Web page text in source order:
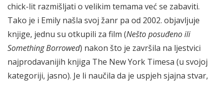
chick-lit razmišljati o velikim temama već se zabaviti.
Tako je i Emily našla svoj žanr pa od 2002. objavljuje
knjige, jednu su otkupili za film (Nešto posuđeno ili
Something Borrowed) nakon što je završila na ljestvici
najprodavanijih knjiga The New York Timesa (u svojoj
kategoriji, jasno). Je li naučila da je uspjeh sjajna stvar,